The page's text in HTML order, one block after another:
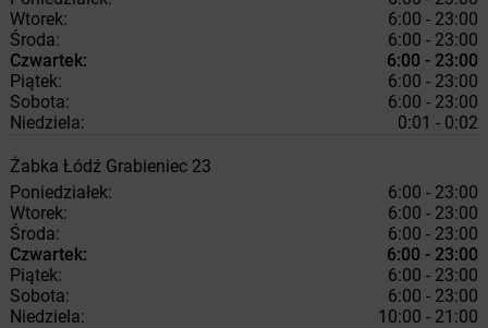
Wtorek:
6:00 - 23:00
Środa:
6:00 - 23:00
Czwartek:
6:00 - 23:00
Piątek:
6:00 - 23:00
Sobota:
6:00 - 23:00
Niedziela:
0:01 - 0:02
Żabka Łódź Grabieniec 23
Poniedziałek:
6:00 - 23:00
Wtorek:
6:00 - 23:00
Środa:
6:00 - 23:00
Czwartek:
6:00 - 23:00
Piątek:
6:00 - 23:00
Sobota:
6:00 - 23:00
Niedziela:
10:00 - 21:00